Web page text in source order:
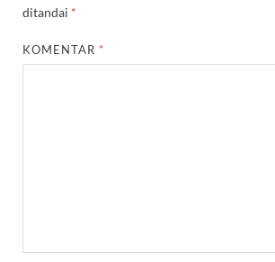
ditandai *
KOMENTAR *